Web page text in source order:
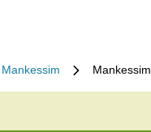
Mankessim